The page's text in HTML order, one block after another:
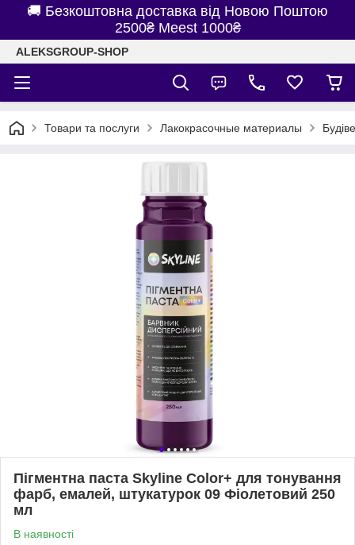
🚚 Безкоштовна доставка від Новою Поштою
2500₴ Meest 1000₴
ALEKSGROUP-SHOP
Товари та послуги Лакокрасочные материалы
Пігментна паста Skyline Color+ для тонування
фарб, емалей, штукатурок 09 Фіолетовий 250
мл
В наявності